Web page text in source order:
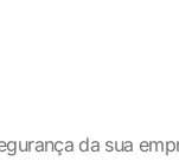
da sua